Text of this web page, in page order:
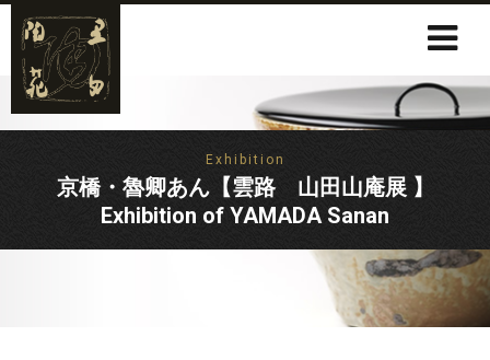
Exhibition
京橋・魯卿あん【雲路 山田山庵展 】
Exhibition of YAMADA Sanan